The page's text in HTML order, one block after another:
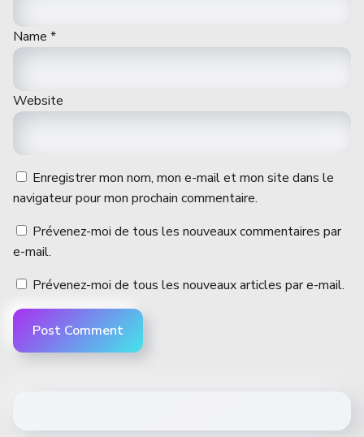
Name *
Website
Enregistrer mon nom, mon e-mail et mon site dans le
navigateur pour mon prochain commentaire.
Prévenez-moi de tous les nouveaux commentaires par
e-mail.
Prévenez-moi de tous les nouveaux articles par e-mail.